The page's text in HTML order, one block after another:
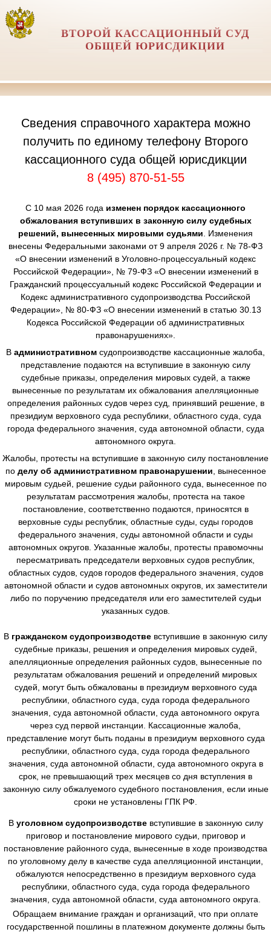
ВТОРОЙ КАССАЦИОННЫЙ СУД
ОБЩЕЙ ЮРИСДИКЦИИ
Сведения справочного характера можно
получить по единому телефону Второго
кассационного суда общей юрисдикции
8 (495) 870-51-55
С 10 мая 2026 года изменен порядок кассационного
обжалования вступивших в законную силу судебных
решений, вынесенных мировыми судьями . Изменения
внесены Федеральными законами от 9 апреля 2026 г. № 78-ФЗ
«О внесении изменений в Уголовно-процессуальный кодекс
Российской Федерации», № 79-ФЗ «О внесении изменений в
Гражданский процессуальный кодекс Российской Федерации и
Кодекс административного судопроизводства Российской
Федерации», № 80-ФЗ «О внесении изменений в статью 30.13
Кодекса Российской Федерации об административных
правонарушениях».
В административном судопроизводстве кассационные жалоба,
представление подаются на вступившие в законную силу
судебные приказы, определения мировых судей, а также
вынесенные по результатам их обжалования апелляционные
определения районных судов через суд, принявший решение, в
президиум верховного суда республики, областного суда, суда
города федерального значения, суда автономной области, суда
автономного округа.
Жалобы, протесты на вступившие в законную силу постановление
по делу об административном правонарушении , вынесенное
мировым судьей, решение судьи районного суда, вынесенное по
результатам рассмотрения жалобы, протеста на такое
постановление, соответственно подаются, приносятся в
верховные суды республик, областные суды, суды городов
федерального значения, суды автономной области и суды
автономных округов. Указанные жалобы, протесты правомочны
пересматривать председатели верховных судов республик,
областных судов, судов городов федерального значения, судов
автономной области и судов автономных округов, их заместители
либо по поручению председателя или его заместителей судьи
указанных судов.
В гражданском судопроизводстве вступившие в законную силу
судебные приказы, решения и определения мировых судей,
апелляционные определения районных судов, вынесенные по
результатам обжалования решений и определений мировых
судей, могут быть обжалованы в президиум верховного суда
республики, областного суда, суда города федерального
значения, суда автономной области, суда автономного округа
через суд первой инстанции. Кассационные жалоба,
представление могут быть поданы в президиум верховного суда
республики, областного суда, суда города федерального
значения, суда автономной области, суда автономного округа в
срок, не превышающий трех месяцев со дня вступления в
законную силу обжалуемого судебного постановления, если иные
сроки не установлены ГПК РФ.
В уголовном судопроизводствевступившие в законную силу
приговор и постановление мирового судьи, приговор и
постановление районного суда, вынесенные в ходе производства
по уголовному делу в качестве суда апелляционной инстанции,
обжалуются непосредственно в президиум верховного суда
республики, областного суда, суда города федерального
значения, суда автономной области, суда автономного округа.
Обращаем внимание граждан и организаций, что при оплате
государственной пошлины в платежном документе должны быть